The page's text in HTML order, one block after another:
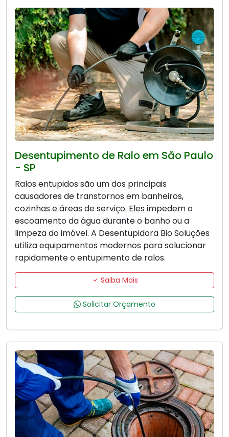
Desentupimento de Ralo em São Paulo
- SP
Ralos entupidos são um dos principais
causadores de transtornos em banheiros,
cozinhas e áreas de serviço. Eles impedem o
escoamento da água durante o banho ou a
limpeza do imóvel. A Desentupidora Bio Soluções
utiliza equipamentos modernos para solucionar
rapidamente o entupimento de ralos.
Saiba Mais
Solicitar Orçamento